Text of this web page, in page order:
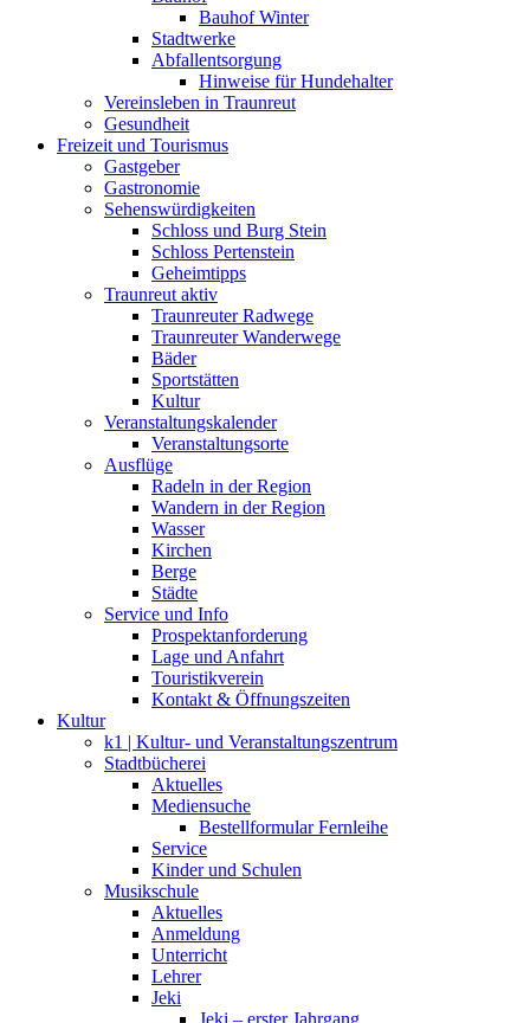
Bauhof Winter
Stadtwerke
Abfallentsorgung
Hinweise für Hundehalter
Vereinsleben in Traunreut
Gesundheit
Freizeit und Tourismus
Gastgeber
Gastronomie
Sehenswürdigkeiten
Schloss und Burg Stein
Schloss Pertenstein
Geheimtipps
Traunreut aktiv
Traunreuter Radwege
Traunreuter Wanderwege
Bäder
Sportstätten
Kultur
Veranstaltungskalender
Veranstaltungsorte
Ausflüge
Radeln in der Region
Wandern in der Region
Wasser
Kirchen
Berge
Städte
Service und Info
Prospektanforderung
Lage und Anfahrt
Touristikverein
Kontakt & Öffnungszeiten
Kultur
k1 | Kultur- und Veranstaltungszentrum
Stadtbücherei
Aktuelles
Mediensuche
Bestellformular Fernleihe
Service
Kinder und Schulen
Musikschule
Aktuelles
Anmeldung
Unterricht
Lehrer
Jeki
Jeki – erster Jahrgang